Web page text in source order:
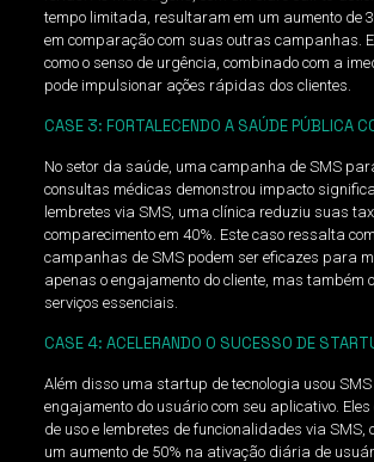
tempo limitada, resultaram em um aumento de
em comparação com suas outras campanhas.
como o senso de urgência, combinado com a
pode impulsionar ações rápidas dos clientes.
CASE 3: FORTALECENDO A SAÚDE PÚBLICA
No setor da saúde, uma campanha de SMS
consultas médicas demonstrou impacto
lembretes via SMS, uma clínica reduziu suas
comparecimento em 40%. Este caso ressalta
campanhas de SMS podem ser eficazes para
apenas o engajamento do cliente, mas também
serviços essenciais.
CASE 4: ACELERANDO O SUCESSO DE
Além disso uma startup de tecnologia usou
engajamento do usuário com seu aplicativo.
de uso e lembretes de funcionalidades via SMS,
um aumento de 50% na ativação diária de